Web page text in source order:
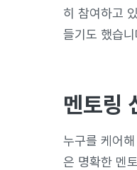
히 참여하고
들기도 했습니
멘토링
누구를 케어
은 명확한 멘